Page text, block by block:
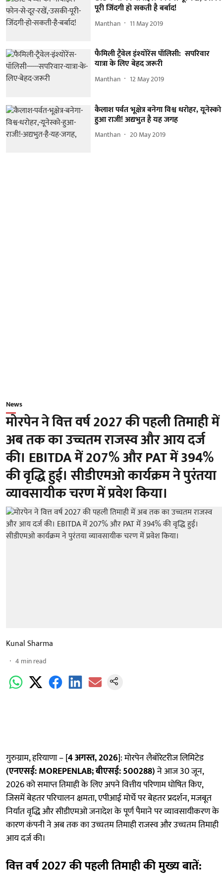
पूरी जिंदगी हो सकती है बर्बाद!
Manthan 11 May 2019
फैमिली ट्रैवेल इंश्योरेंस पॉलिसी: सपरिवार
यात्रा के लिए बेहद जरूरी
Manthan 12 May 2019
कैलाश पर्वत भूक्षेत्र बनेगा विश्व धरोहर, यूनेस्को
हुआ राजी! अद्यभुत है यह जगह
Manthan 20 May 2019
News
मोरपेन ने वित्त वर्ष 2027 की पहली तिमाही में
अब तक का उच्चतम राजस्व और आय दर्ज
की। EBITDA में 207% और PAT में 394%
की वृद्धि हुई। सीडीएमओ कार्यक्रम ने पुरंतया
व्यावसायीक चरण में प्रवेश किया।
Kunal Sharma
4 min read
गुरुग्राम, हरियाणा – [4 अगस्त, 2026]: मोरपेन लैबोरेटरीज लिमिटेड
(एनएसई:MOREPENLAB; बीएसई: 500288)ने आज 30 जून,
2026 को समाप्त तिमाही के लिए अपने वित्तीय परिणाम घोषित किए,
जिसमें बेहतर परिचालन क्षमता, एपीआई मोर्चे पर बेहतर प्रदर्शन, मजबूत
निर्यात वृद्धि और सीडीएमओ जनादेश के पूर्ण पैमाने पर व्यावसायीकरण के
कारण कंपनी ने अब तक का उच्चतम तिमाही राजस्व और उच्चतम तिमाही
आय दर्ज की।
वित्त वर्ष 2027 की पहली तिमाही की मुख्य बातें: